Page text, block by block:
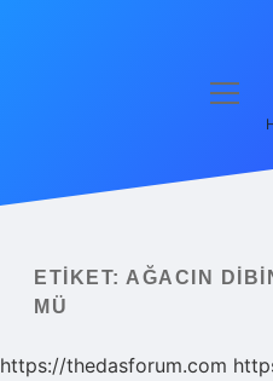
Yasal Uyarı
menüyü
ETIKET: AĞACIN
MÜ
https://thedasforum.com